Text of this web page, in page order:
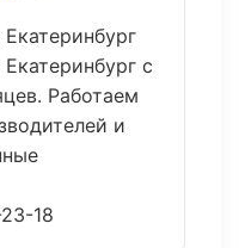
с
Работаем
и
18